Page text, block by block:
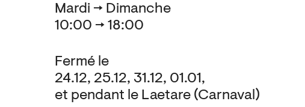
Mardi → Dimanche
10:00 → 18:00
Fermé le
24.12, 25.12, 31.12, 01.01,
et pendant le Laetare (Carnaval)